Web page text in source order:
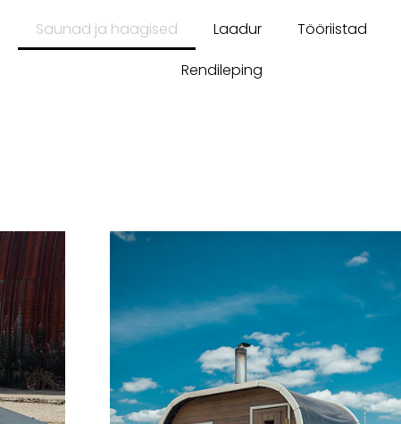
Saunad ja haagised Laadur Tööriistad
Rendileping